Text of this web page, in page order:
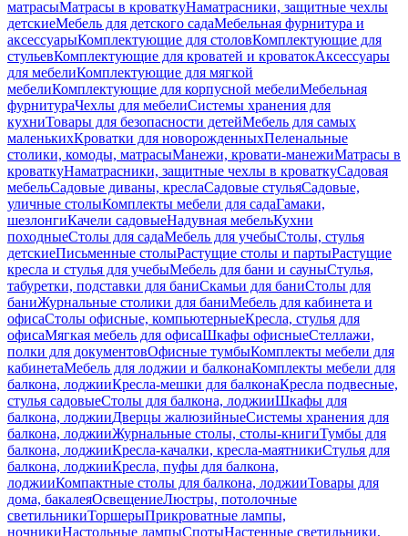
матрасыМатрасы в кроваткуНаматрасники, защитные чехлы
детскиеМебель для детского садаМебельная фурнитура и
аксессуарыКомплектующие для столовКомплектующие для
стульевКомплектующие для кроватей и кроватокАксессуары
для мебелиКомплектующие для мягкой
мебелиКомплектующие для корпусной мебелиМебельная
фурнитураЧехлы для мебелиСистемы хранения для
кухниТовары для безопасности детейМебель для самых
маленькихКроватки для новорожденныхПеленальные
столики, комоды, матрасыМанежи, кровати-манежиМатрасы в
кроваткуНаматрасники, защитные чехлы в кроваткуСадовая
мебельСадовые диваны, креслаСадовые стульяСадовые,
уличные столыКомплекты мебели для садаГамаки,
шезлонгиКачели садовыеНадувная мебельКухни
походныеСтолы для садаМебель для учебыСтолы, стулья
детскиеПисьменные столыРастущие столы и партыРастущие
кресла и стулья для учебыМебель для бани и сауныСтулья,
табуретки, подставки для баниСкамьи для баниСтолы для
баниЖурнальные столики для баниМебель для кабинета и
офисаСтолы офисные, компьютерныеКресла, стулья для
офисаМягкая мебель для офисаШкафы офисныеСтеллажи,
полки для документовОфисные тумбыКомплекты мебели для
кабинетаМебель для лоджии и балконаКомплекты мебели для
балкона, лоджииКресла-мешки для балконаКресла подвесные,
стулья садовыеСтолы для балкона, лоджииШкафы для
балкона, лоджииДверцы жалюзийныеСистемы хранения для
балкона, лоджииЖурнальные столы, столы-книгиТумбы для
балкона, лоджииКресла-качалки, кресла-маятникиСтулья для
балкона, лоджииКресла, пуфы для балкона,
лоджииКомпактные столы для балкона, лоджииТовары для
дома, бакалеяОсвещениеЛюстры, потолочные
светильникиТоршерыПрикроватные лампы,
ночникиНастольные лампыСпотыНастенные светильники,